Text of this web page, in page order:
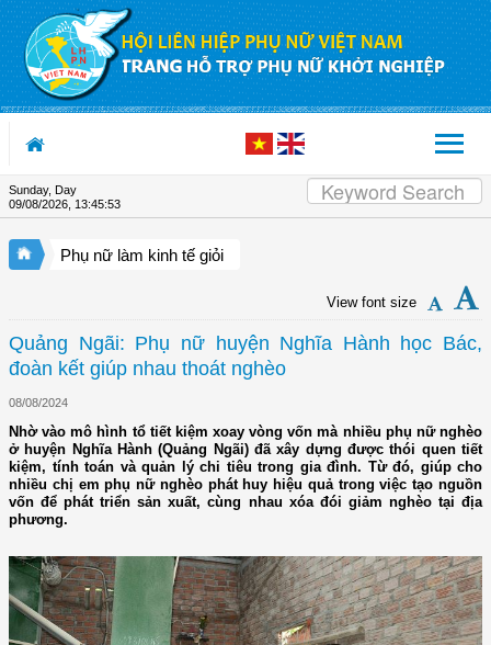
Skip to Content
Sunday, Day
09/08/2026 13:45:54
Phụ nữ làm kinh tế giỏi
View font size
Quảng Ngãi: Phụ nữ huyện Nghĩa Hành học Bác,
đoàn kết giúp nhau thoát nghèo
08/08/2024
Nhờ vào mô hình tổ tiết kiệm xoay vòng vốn mà nhiều phụ nữ nghèo
ở huyện Nghĩa Hành (Quảng Ngãi) đã xây dựng được thói quen tiết
kiệm, tính toán và quản lý chi tiêu trong gia đình. Từ đó, giúp cho
nhiều chị em phụ nữ nghèo phát huy hiệu quả trong việc tạo nguồn
vốn để phát triển sản xuất, cùng nhau xóa đói giảm nghèo tại địa
phương.